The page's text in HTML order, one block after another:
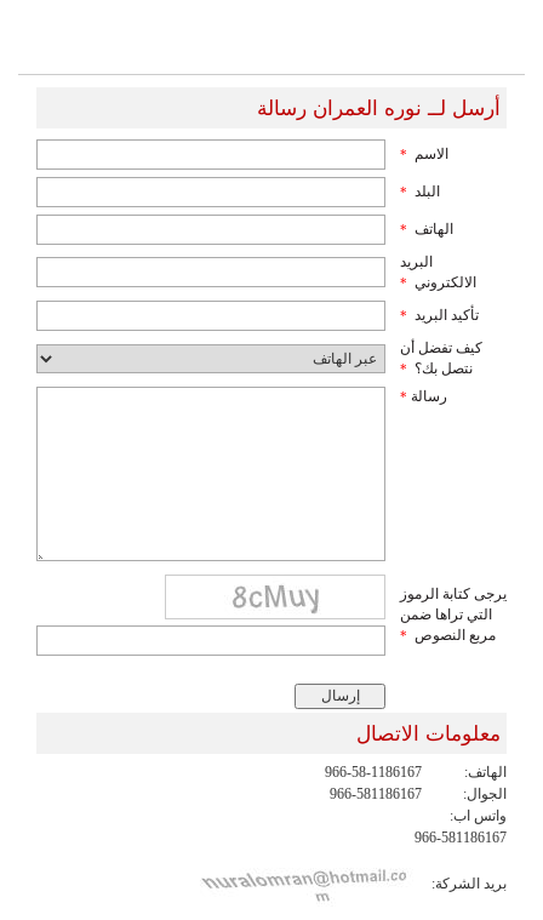
أرسل لــ نوره العمران رسالة
الاسم *
البلد *
الهاتف *
البريد
الالكتروني *
تأكيد البريد *
كيف تفضل أن
نتصل بك؟ *
رسالة *
يرجى كتابة الرموز
التي تراها ضمن
مربع النصوص *
معلومات الاتصال
الهاتف:
966-58-1186167
الجوال:
966-581186167
واتس اب:
966-581186167
بريد الشركة: